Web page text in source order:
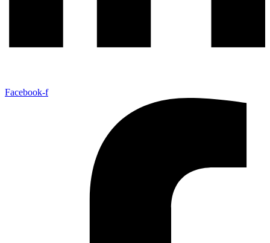
Facebook-f